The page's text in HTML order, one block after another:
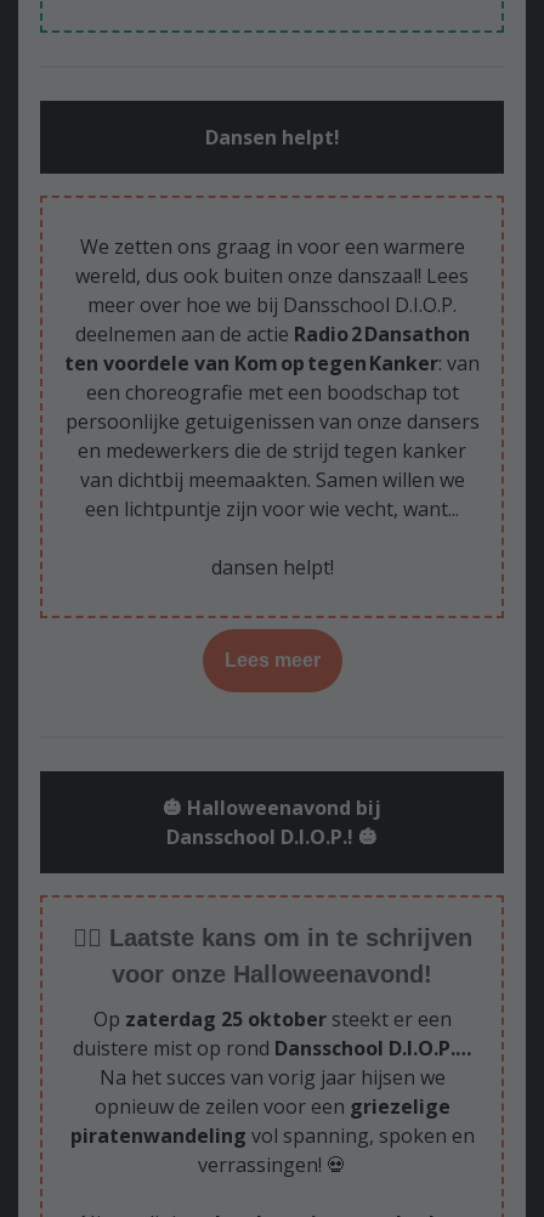
Dansen helpt!
We zetten ons graag in voor een warmere
wereld, dus ook buiten onze danszaal! Lees
meer over hoe we bij Dansschool D.I.O.P.
deelnemen aan de actie Radio 2 Dansathon
ten voordele van Kom op tegen Kanker: van
een choreografie met een boodschap tot
persoonlijke getuigenissen van onze dansers
en medewerkers die de strijd tegen kanker
van dichtbij meemaakten. Samen willen we
een lichtpuntje zijn voor wie vecht, want...
dansen helpt!
Lees meer
🎃 Halloweenavond bij
Dansschool D.I.O.P.! 🎃
🏴‍☠️ Laatste kans om in te schrijven
voor onze Halloweenavond!
Op zaterdag 25 oktobersteekt er een
duistere mist op rond Dansschool D.I.O.P.…
Na het succes van vorig jaar hijsen we
opnieuw de zeilen voor een griezelige
piratenwandeling vol spanning, spoken en
verrassingen! 💀